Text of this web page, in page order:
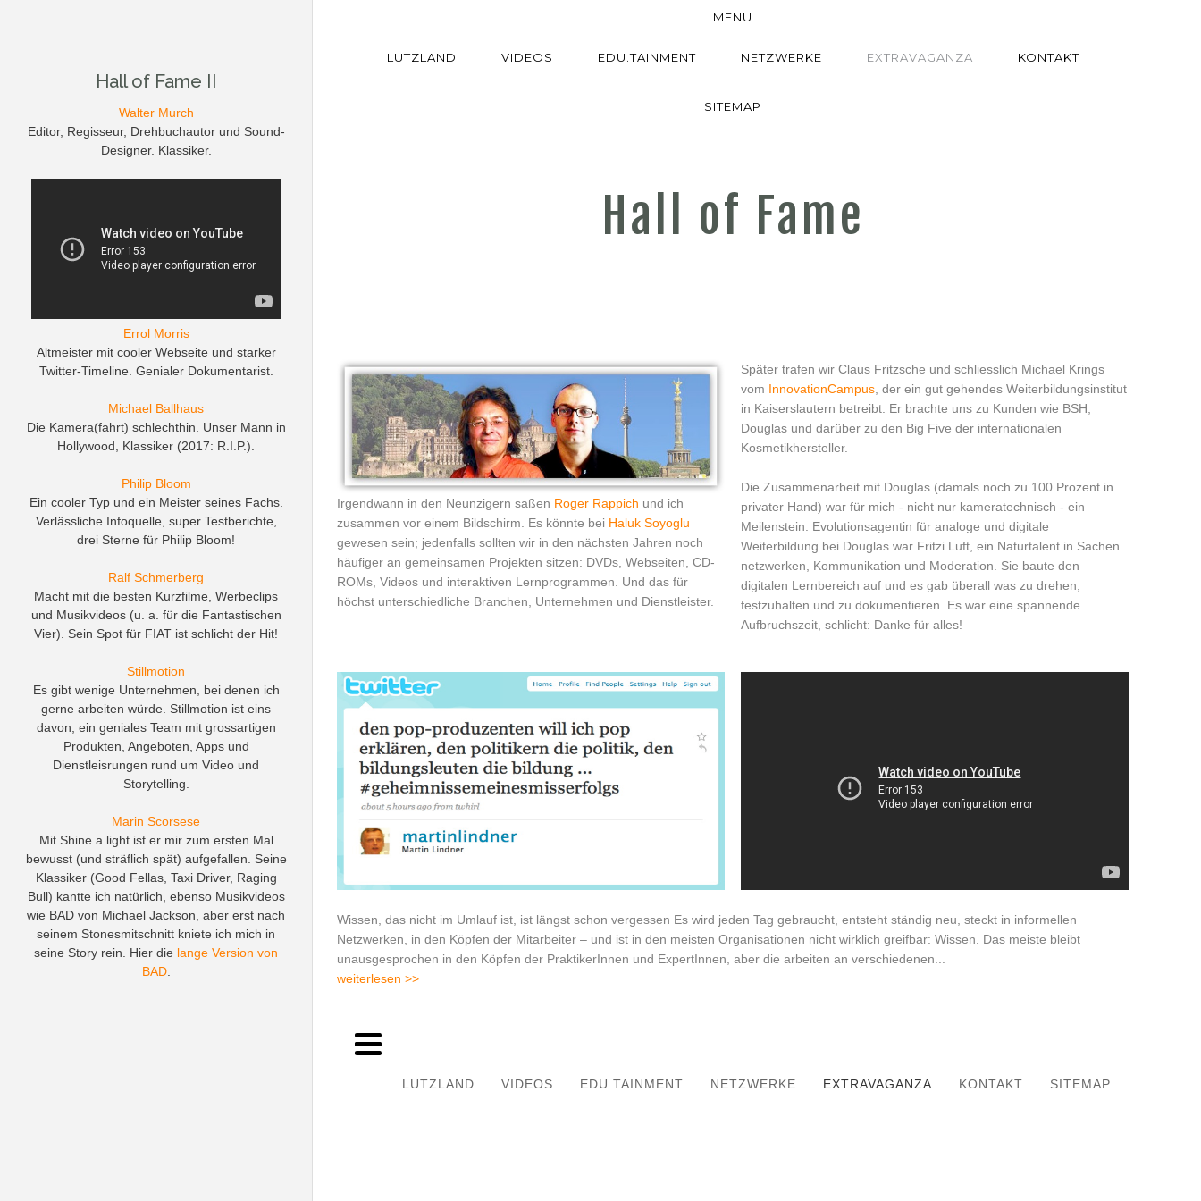
MENU
LUTZLAND VIDEOS EDU.TAINMENT NETZWERKE EXTRAVAGANZA KONTAKT
SITEMAP
Hall of Fame
Irgendwann in den Neunzigern saßen Roger Rappich und ich
zusammen vor einem Bildschirm. Es könnte bei Haluk Soyoglu
gewesen sein; jedenfalls sollten wir in den nächsten Jahren noch
häufiger an gemeinsamen Projekten sitzen: DVDs, Webseiten, CD-
ROMs, Videos und interaktiven Lernprogrammen. Und das für
höchst unterschiedliche Branchen, Unternehmen und Dienstleister.
Später trafen wir Claus Fritzsche und schliesslich Michael Krings
vom InnovationCampus, der ein gut gehendes Weiterbildungsinstitut
in Kaiserslautern betreibt. Er brachte uns zu Kunden wie BSH,
Douglas und darüber zu den Big Five der internationalen
Kosmetikhersteller.
Die Zusammenarbeit mit Douglas (damals noch zu 100 Prozent in
privater Hand) war für mich - nicht nur kameratechnisch - ein
Meilenstein. Evolutionsagentin für analoge und digitale
Weiterbildung bei Douglas war Fritzi Luft, ein Naturtalent in Sachen
netzwerken, Kommunikation und Moderation. Sie baute den
digitalen Lernbereich auf und es gab überall was zu drehen,
festzuhalten und zu dokumentieren. Es war eine spannende
Aufbruchszeit, schlicht: Danke für alles!
Wissen, das nicht im Umlauf ist, ist längst schon vergessen Es wird jeden Tag gebraucht, entsteht ständig neu, steckt in informellen
Netzwerken, in den Köpfen der Mitarbeiter – und ist in den meisten Organisationen nicht wirklich greifbar: Wissen. Das meiste bleibt
unausgesprochen in den Köpfen der PraktikerInnen und ExpertInnen, aber die arbeiten an verschiedenen...
weiterlesen >>
LUTZLAND VIDEOS
Wissen
EDU.TAINMENT
Understanding MOOCs
NETZWERKE EXTRAVAGANZA KONTAKT SITEMAP
Hall of Fame II
Walter Murch
Editor, Regisseur, Drehbuchautor und Sound-
Designer. Klassiker.
Errol Morris
Altmeister mit cooler Webseite und starker
Twitter-Timeline. Genialer Dokumentarist.
Michael Ballhaus
Die Kamera(fahrt) schlechthin. Unser Mann in
Hollywood, Klassiker (2017: R.I.P.).
Philip Bloom
Ein cooler Typ und ein Meister seines Fachs.
Verlässliche Infoquelle, super Testberichte,
drei Sterne für Philip Bloom!
Ralf Schmerberg
Macht mit die besten Kurzfilme, Werbeclips
und Musikvideos (u. a. für die Fantastischen
Vier). Sein Spot für FIAT ist schlicht der Hit!
Stillmotion
Es gibt wenige Unternehmen, bei denen ich
gerne arbeiten würde. Stillmotion ist eins
davon, ein geniales Team mit grossartigen
Produkten, Angeboten, Apps und
Dienstleisrungen rund um Video und
Storytelling.
Marin Scorsese
Mit Shine a light ist er mir zum ersten Mal
bewusst (und sträflich spät) aufgefallen. Seine
Klassiker (Good Fellas, Taxi Driver, Raging
Bull) kantte ich natürlich, ebenso Musikvideos
wie BAD von Michael Jackson, aber erst nach
seinem Stonesmitschnitt kniete ich mich in
seine Story rein. Hier die lange Version von
BAD: